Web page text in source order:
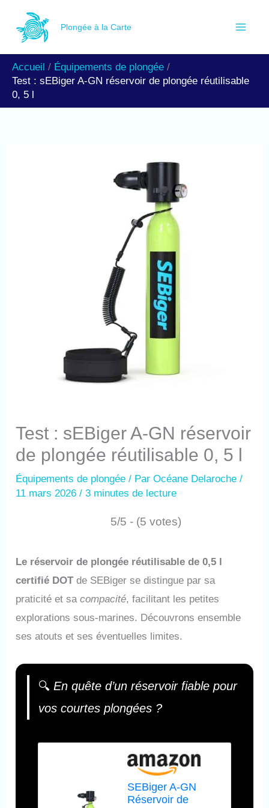
contenu
Plongée à la Carte
Accueil
Équipements de plongée
Test : sEBiger A-GN réservoir de plongée réutilisable
0, 5 l
Test : sEBiger A-GN réservoir
de plongée réutilisable 0, 5 l
Équipements de plongée / ParOcéane Delaroche/
11 mars 2026/3 minutes de lecture
5/5 - (5 votes)
Le réservoir de plongée réutilisable de 0,5 l
certifié DOTde SEBiger se distingue par sa
praticité et sacompacité, facilitant les petites
explorations sous-marines. Découvrons ensemble
ses atouts et ses éventuelles limites.
🔍 En quête d’un réservoir fiable pour
vos courtes plongées ?
SEBiger A-GN
Réservoir de
e
h
e
r